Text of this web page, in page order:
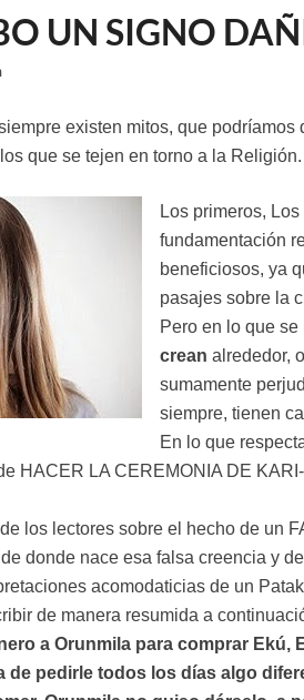
UN SIGNO
existen mitos, que
que se tejen en torno a la Religión.
Los primeros,
fundamentación
beneficiosos, ya
pasajes sobre la
Pero en lo que
crean alrededor,
sumamente
siempre, tienen
En lo que
HACER LA CEREMONIA DE
los lectores sobre el hecho de un
donde nace esa falsa creencia y
acomodaticias de un
de manera resumida a
a Orunmila para comprar Ekú,
de pedirle todos los días algo